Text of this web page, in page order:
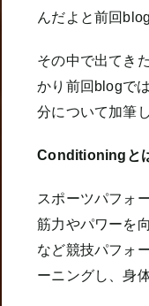
んだよと前回
その中で出てき
かり前回blogで
分について加筆
Conditioningと
スポーツパフォ
筋力やパワーを
など競技パフォ
ーニングし、身